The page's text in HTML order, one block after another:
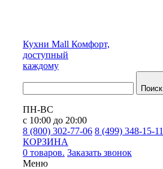
Кухни Mall Комфорт,
доступный
каждому
Поиск
ПН-ВС
с 10:00 до 20:00
8 (800) 302-77-06 8 (499) 348-15-11
КОРЗИНА
0 товаров. Заказать звонок
Меню